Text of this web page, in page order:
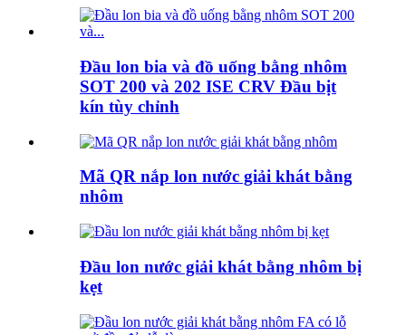
Đầu lon bia và đồ uống bằng nhôm
SOT 200 và 202 ISE CRV Đầu bịt
kín tùy chỉnh
Mã QR nắp lon nước giải khát bằng
nhôm
Đầu lon nước giải khát bằng nhôm bị
kẹt